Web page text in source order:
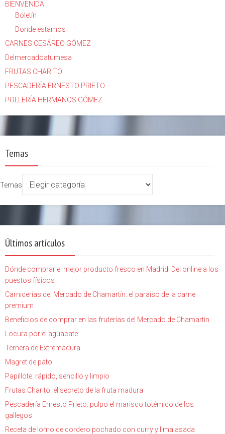
BIENVENIDA
Boletín
Donde estamos
CARNES CESÁREO GÓMEZ
Delmercadoatumesa
FRUTAS CHARITO
PESCADERÍA ERNESTO PRIETO
POLLERÍA HERMANOS GÓMEZ
Temas
Temas
Últimos artículos
Dónde comprar el mejor producto fresco en Madrid: Del online a los
puestos físicos
Carnicerías del Mercado de Chamartín: el paraíso de la carne
premium
Beneficios de comprar en las fruterías del Mercado de Chamartín
Locura por el aguacate
Ternera de Extremadura
Magret de pato
Papillote: rápido, sencillo y limpio
Frutas Charito: el secreto de la fruta madura
Pescadería Ernesto Prieto: pulpo el marisco totémico de los
gallegos
Receta de lomo de cordero pochado con curry y lima asada